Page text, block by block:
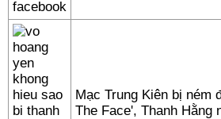
Mạc Trung Kiên bị ném
The Face', Thanh Hằng